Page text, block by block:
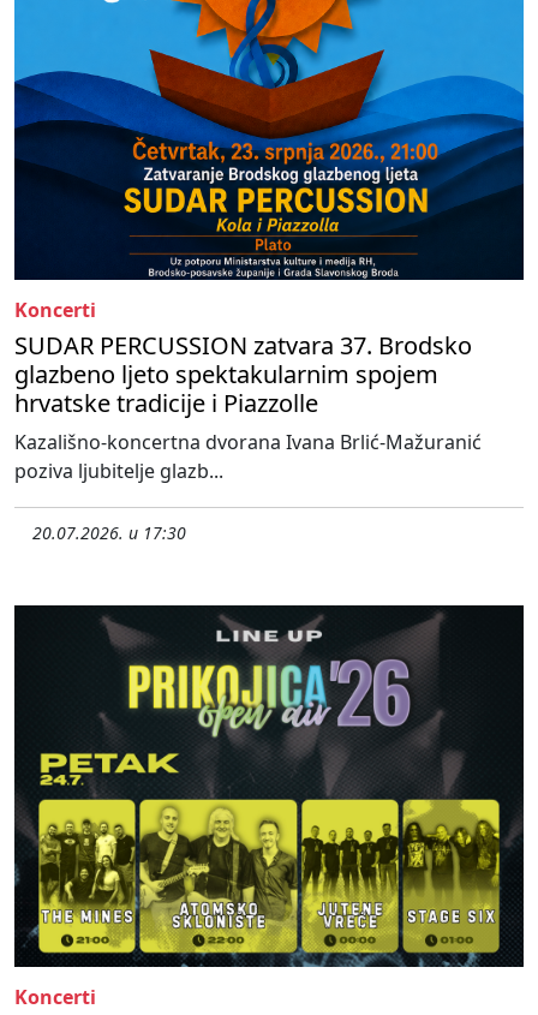
Koncerti
SUDAR PERCUSSION zatvara 37. Brodsko
glazbeno ljeto spektakularnim spojem
hrvatske tradicije i Piazzolle
Kazališno-koncertna dvorana Ivana Brlić-Mažuranić
poziva ljubitelje glazb...
20.07.2026. u 17:30
Koncerti